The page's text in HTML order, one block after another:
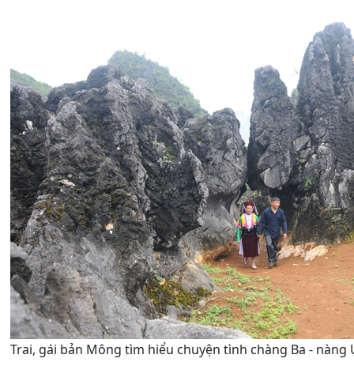
Trai, gái bản Mông tìm hiểu chuyện tình chàng Ba - nàng